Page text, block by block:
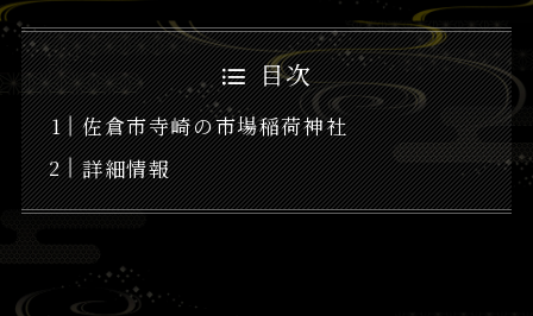
目次
佐倉市寺崎の市場稲荷神社
詳細情報